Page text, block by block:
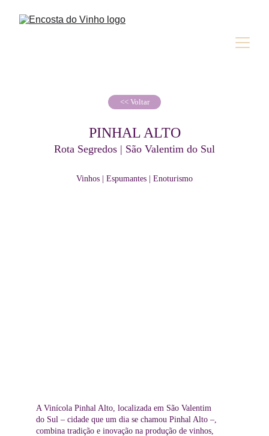
PINHAL ALTO
Rota Segredos | São Valentim do Sul
<< Voltar
Vinhos | Espumantes | Enoturismo
A Vinícola Pinhal Alto, localizada em São Valentim
do Sul – cidade que um dia se chamou Pinhal Alto –,
combina tradição e inovação na produção de vinhos,